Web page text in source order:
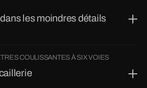
les moindres détails
COULISSANTES À SIX VOIES